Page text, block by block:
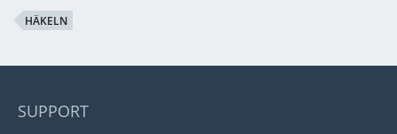
HÄKELN
SUPPORT